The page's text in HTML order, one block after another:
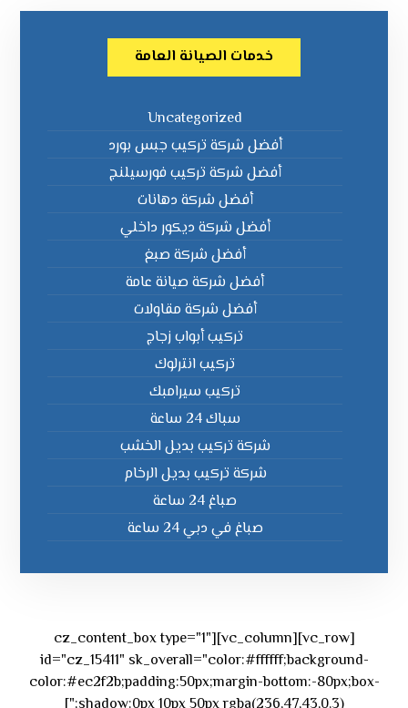
خدمات الصيانة العامة
Uncategorized
أفضل شركة تركيب جبس بورد
أفضل شركة تركيب فورسيلنج
أفضل شركة دهانات
أفضل شركة ديكور داخلي
أفضل شركة صبغ
أفضل شركة صيانة عامة
أفضل شركة مقاولات
تركيب أبواب زجاج
تركيب انترلوك
تركيب سيرامبك
سباك 24 ساعة
شركة تركيب بديل الخشب
شركة تركيب بديل الرخام
صباغ 24 ساعة
صباغ في دبي 24 ساعة
[vc_row][vc_column][cz_content_box type="1"
id="cz_15411" sk_overall="color:#ffffff;background-
color:#ec2f2b;padding:50px;margin-bottom:-80px;box-